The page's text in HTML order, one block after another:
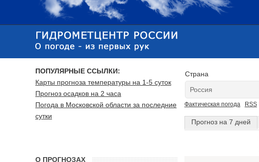
Страна
Фактическая погода RSS
Прогноз на 7 дней
ПОПУЛЯРНЫЕ ССЫЛКИ:
Карты прогноза температуры на 1-5 суток
Прогноз осадков на 2 часа
Погода в Московской области за последние
сутки
О ПРОГНОЗАХ